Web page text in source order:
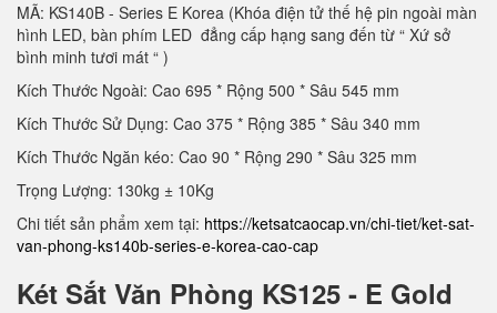
MÃ: KS140B - Series E Korea (Khóa điện tử thế hệ pin ngoài màn
hình LED, bàn phím LED đẳng cấp hạng sang đến từ “ Xứ sở
bình minh tươi mát “ )
Kích Thước Ngoài: Cao 695 * Rộng 500 * Sâu 545 mm
Kích Thước Sử Dụng: Cao 375 * Rộng 385 * Sâu 340 mm
Kích Thước Ngăn kéo: Cao 90 * Rộng 290 * Sâu 325 mm
Trọng Lượng: 130kg ± 10Kg
Chi tiết sản phẩm xem tại: https://ketsatcaocap.vn/chi-tiet/ket-sat-
van-phong-ks140b-series-e-korea-cao-cap
Két Sắt Văn Phòng KS125 - E Gold